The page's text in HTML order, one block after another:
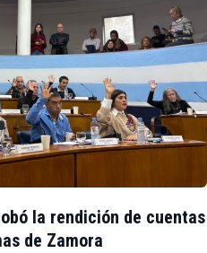
la rendición de cuentas
de Zamora